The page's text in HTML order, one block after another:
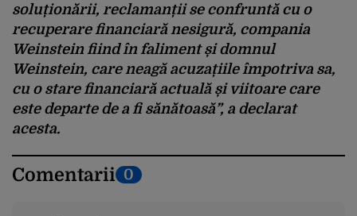
soluționării, reclamanții se confruntă cu o
recuperare financiară nesigură, compania
Weinstein fiind în faliment și domnul
Weinstein, care neagă acuzațiile împotriva sa,
cu o stare financiară actuală și viitoare care
este departe de a fi sănătoasă”, a declarat
acesta.
Comentarii 0